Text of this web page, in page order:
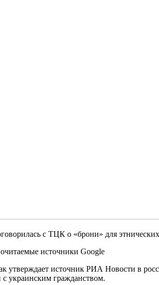
с ТЦК о «брони» для
источники Google
утверждает источник РИА Новости в
с украинским гражданством.